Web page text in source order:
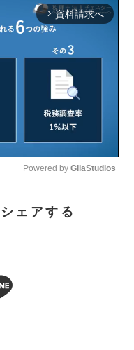
arrow_forward_ios 資料請求へ
Powered by GliaStudios
ェアする